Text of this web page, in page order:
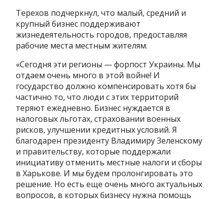
Терехов подчеркнул, что малый, средний и
крупный бизнес поддерживают
жизнедеятельность городов, предоставляя
рабочие места местным жителям.
«Сегодня эти регионы — форпост Украины. Мы
отдаем очень много в этой войне! И
государство должно компенсировать хотя бы
частично то, что люди с этих территорий
теряют ежедневно. Бизнес нуждается в
налоговых льготах, страховании военных
рисков, улучшении кредитных условий. Я
благодарен президенту Владимиру Зеленскому
и правительству, которые поддержали
инициативу отменить местные налоги и сборы
в Харькове. И мы будем пролонгировать это
решение. Но есть еще очень много актуальных
вопросов, в которых бизнесу нужна помощь